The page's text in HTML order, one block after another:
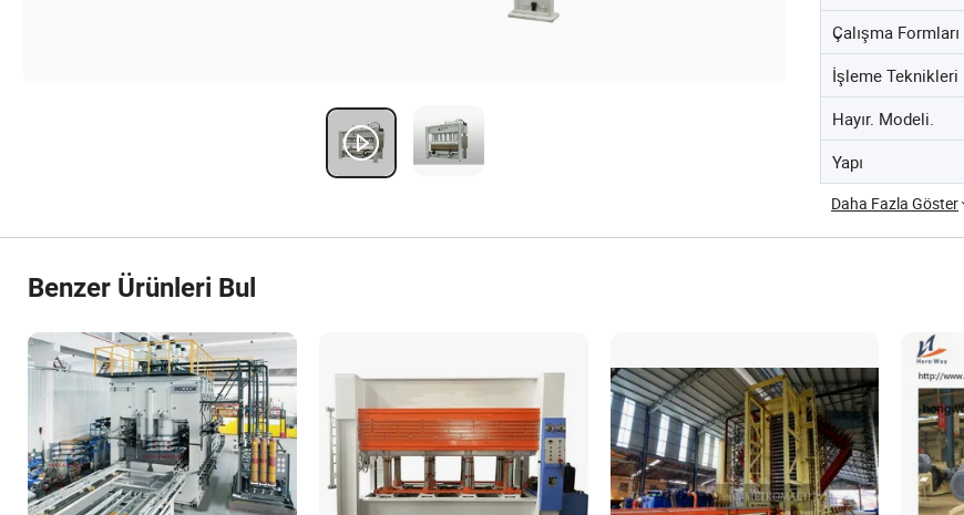
Çalışma Formları
İşleme Teknikleri
Hayır. Modeli.
Yapı
Daha Fazla Göster
Benzer Ürünleri Bul